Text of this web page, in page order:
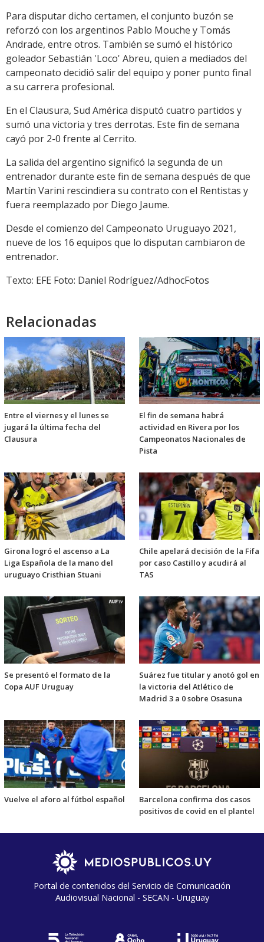
Para disputar dicho certamen, el conjunto buzón se
reforzó con los argentinos Pablo Mouche y Tomás
Andrade, entre otros. También se sumó el histórico
goleador Sebastián 'Loco' Abreu, quien a mediados del
campeonato decidió salir del equipo y poner punto final
a su carrera profesional.
En el Clausura, Sud América disputó cuatro partidos y
sumó una victoria y tres derrotas. Este fin de semana
cayó por 2-0 frente al Cerrito.
La salida del argentino significó la segunda de un
entrenador durante este fin de semana después de que
Martín Varini rescindiera su contrato con el Rentistas y
fuera reemplazado por Diego Jaume.
Desde el comienzo del Campeonato Uruguayo 2021,
nueve de los 16 equipos que lo disputan cambiaron de
entrenador.
Texto: EFE Foto: Daniel Rodríguez/AdhocFotos
Relacionadas
Entre el viernes y el lunes se
jugará la última fecha del
Clausura
El fin de semana habrá
actividad en Rivera por los
Campeonatos Nacionales de
Pista
Girona logró el ascenso a La
Liga Española de la mano del
uruguayo Cristhian Stuani
Chile apelará decisión de la Fifa
por caso Castillo y acudirá al
TAS
Se presentó el formato de la
Copa AUF Uruguay
Suárez fue titular y anotó gol en
la victoria del Atlético de
Madrid 3 a 0 sobre Osasuna
Vuelve el aforo al fútbol español
Barcelona confirma dos casos
positivos de covid en el plantel
Portal de contenidos del Servicio de Comunicación
Audiovisual Nacional - SECAN - Uruguay